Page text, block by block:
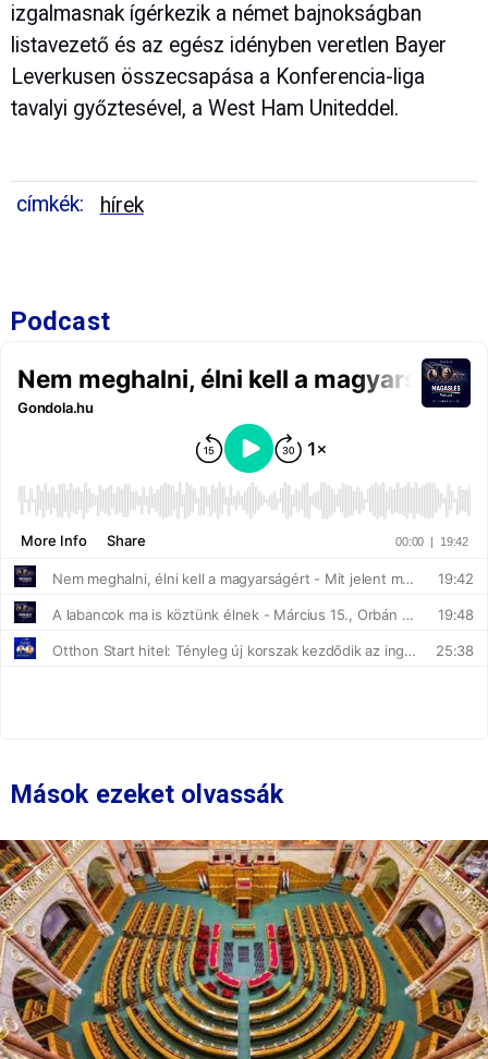
izgalmasnak ígérkezik a német bajnokságban
listavezető és az egész idényben veretlen Bayer
Leverkusen összecsapása a Konferencia-liga
tavalyi győztesével, a West Ham Uniteddel.
címkék: hírek
Podcast
Mások ezeket olvassák